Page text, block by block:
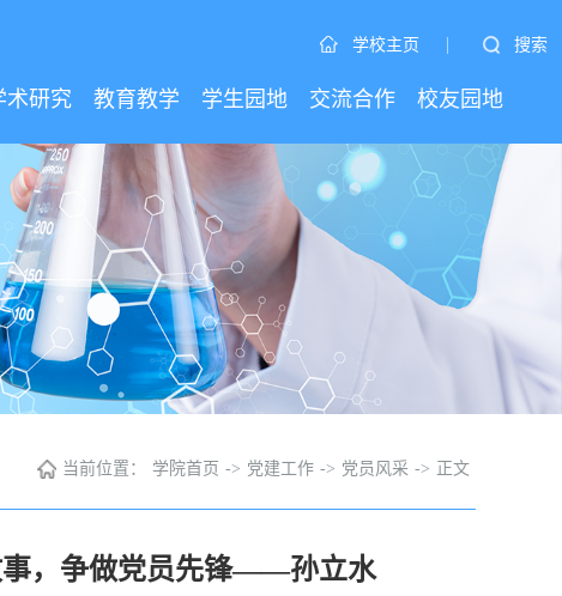
学校主页 | 搜索
术研究 教育教学 学生园地 交流合作 校友园地
当前位置： 学院首页 -> 党建工作 -> 党员风采 -> 正文
事，争做党员先锋——孙立水